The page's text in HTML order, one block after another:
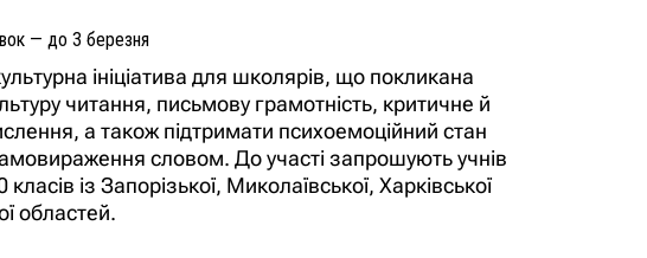
— до 3 березня
ініціатива для школярів, що покликана
читання, письмову грамотність, критичне й
а також підтримати психоемоційний стан
словом. До участі запрошують учнів
класів із Запорізької, Миколаївської, Харківської
областей.